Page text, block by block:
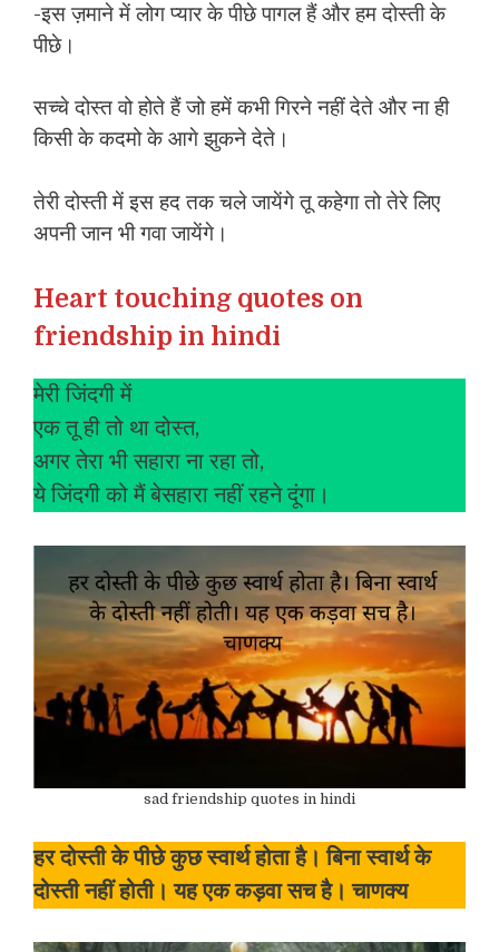
-इस ज़माने में लोग प्यार के पीछे पागल हैं और हम दोस्ती के
पीछे।
सच्चे दोस्त वो होते हैं जो हमें कभी गिरने नहीं देते और ना ही
किसी के कदमो के आगे झुकने देते।
तेरी दोस्ती में इस हद तक चले जायेंगे तू कहेगा तो तेरे लिए
अपनी जान भी गवा जायेंगे।
Heart touching quotes on
friendship in hindi
मेरी जिंदगी में
एक तू ही तो था दोस्त,
अगर तेरा भी सहारा ना रहा तो,
ये जिंदगी को मैं बेसहारा नहीं रहने दूंगा।
sad friendship quotes in hindi
हर दोस्ती के पीछे कुछ स्वार्थ होता है। बिना स्वार्थ के
दोस्ती नहीं होती। यह एक कड़वा सच है। चाणक्य